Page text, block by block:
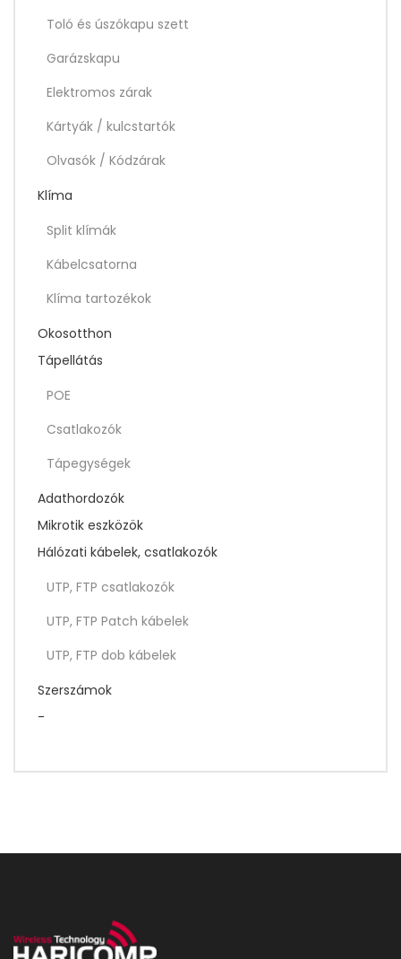
Toló és úszókapu szett
Garázskapu
Elektromos zárak
Kártyák / kulcstartók
Olvasók / Kódzárak
Klíma
Split klímák
Kábelcsatorna
Klíma tartozékok
Okosotthon
Tápellátás
POE
Csatlakozók
Tápegységek
Adathordozók
Mikrotik eszközök
Hálózati kábelek, csatlakozók
UTP, FTP csatlakozók
UTP, FTP Patch kábelek
UTP, FTP dob kábelek
Szerszámok
-